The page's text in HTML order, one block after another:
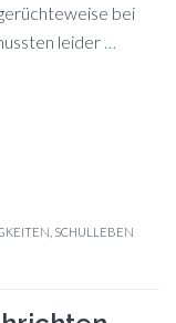
bei
lei­der
SCHULLEBEN